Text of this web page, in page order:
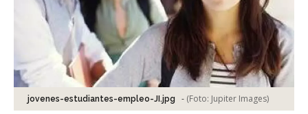
jovenes-estudiantes-empleo-JI.jpg - (Foto: Jupiter Images)